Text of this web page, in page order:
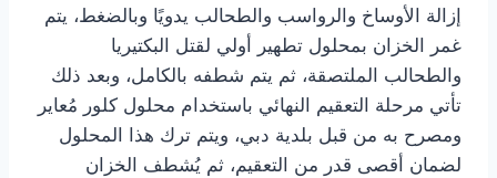
إزالة الأوساخ والرواسب والطحالب يدويًا وبالضغط، يتم
غمر الخزان بمحلول تطهير أولي لقتل البكتيريا
والطحالب الملتصقة، ثم يتم شطفه بالكامل، وبعد ذلك
تأتي مرحلة التعقيم النهائي باستخدام محلول كلور مُعاير
ومصرح به من قبل بلدية دبي، ويتم ترك هذا المحلول
لضمان أقصى قدر من التعقيم، ثم يُشطف الخزان